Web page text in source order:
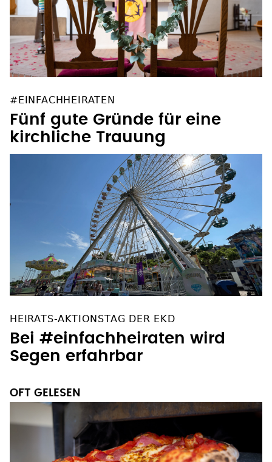
#EINFACHHEIRATEN
Fünf gute Gründe für eine
kirchliche Trauung
HEIRATS-AKTIONSTAG DER EKD
Bei #einfachheiraten wird
Segen erfahrbar
OFT GELESEN